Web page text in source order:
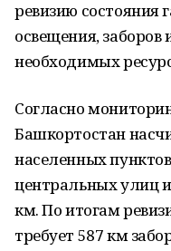
ревизию состояния
освещения,
необходимых
Согласно
Башкортостан
населенных
центральных улиц
км. По итогам
требует 587 км